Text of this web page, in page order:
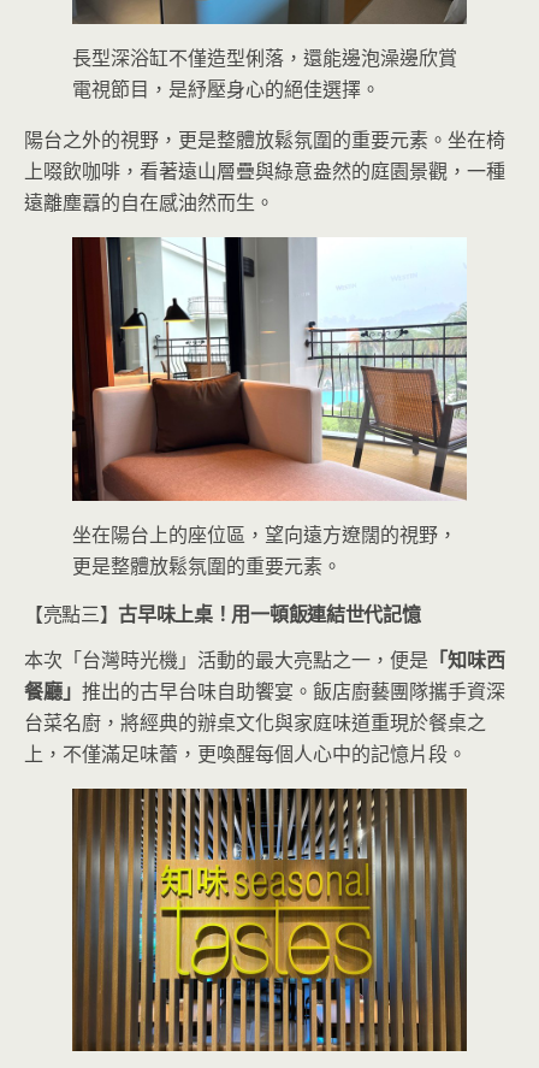
長型深浴缸不僅造型俐落，還能邊泡澡邊欣賞
電視節目，是紓壓身心的絕佳選擇。
陽台之外的視野，更是整體放鬆氛圍的重要元素。坐在椅
上啜飲咖啡，看著遠山層疊與綠意盎然的庭園景觀，一種
遠離塵囂的自在感油然而生。
坐在陽台上的座位區，望向遠方遼闊的視野，
更是整體放鬆氛圍的重要元素。
【亮點三】古早味上桌！用一頓飯連結世代記憶
本次「台灣時光機」活動的最大亮點之一，便是 「知味西
餐廳」 推出的古早台味自助饗宴。飯店廚藝團隊攜手資深
台菜名廚，將經典的辦桌文化與家庭味道重現於餐桌之
上，不僅滿足味蕾，更喚醒每個人心中的記憶片段。